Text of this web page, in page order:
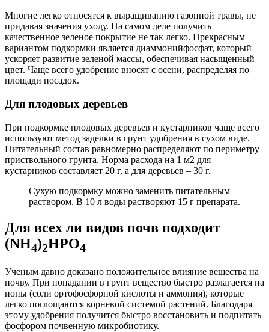
Многие легко относятся к выращиванию газонной травы, не
придавая значения уходу. На самом деле получить
качественное зеленое покрытие не так легко. Прекрасным
вариантом подкормки является диаммонийфосфат, который
ускоряет развитие зеленой массы, обеспечивая насыщенный
цвет. Чаще всего удобрение вносят с осени, распределяя по
площади посадок.
Для плодовых деревьев
При подкормке плодовых деревьев и кустарников чаще всего
используют метод заделки в грунт удобрения в сухом виде.
Питательный состав равномерно распределяют по периметру
приствольного грунта. Норма расхода на 1 м2 для
кустарников составляет 20 г, а для деревьев – 30 г.
Сухую подкормку можно заменить питательным
раствором. В 10 л воды растворяют 15 г препарата.
Для всех ли видов почв подходит
(NH4)2HPO4
Ученым давно доказано положительное влияние вещества на
почву. При попадании в грунт вещество быстро разлагается на
ионы (соли ортофосфорной кислоты и аммония), которые
легко поглощаются корневой системой растений. Благодаря
этому удобрения получится быстро восстановить и подпитать
фосфором почвенную микробиотику.